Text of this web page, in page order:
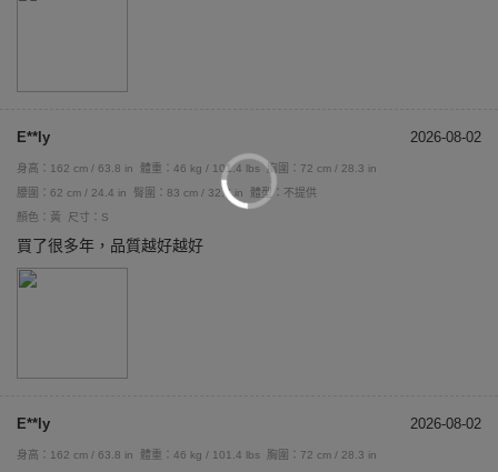
E**ly 2026-08-02
身高：162 cm / 63.8 in 體重：46 kg / 101.4 lbs 胸圍：72 cm / 28.3 in
腰圍：62 cm / 24.4 in
臀圍：83 cm / 32.7 in
體型：不提供
顏色：黃
尺寸：S
買了很多年，品質越好越好
E**ly 2026-08-02
身高：162 cm / 63.8 in 體重：46 kg / 101.4 lbs
胸圍：72 cm / 28.3 in